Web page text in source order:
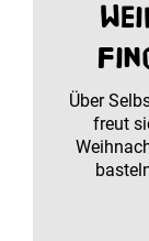
Über
freut